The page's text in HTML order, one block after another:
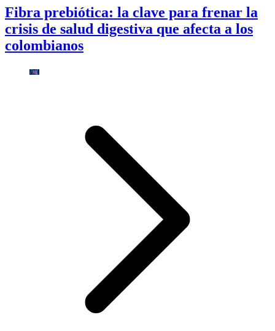
Fibra prebiótica: la clave para frenar la
crisis de salud digestiva que afecta a los
colombianos